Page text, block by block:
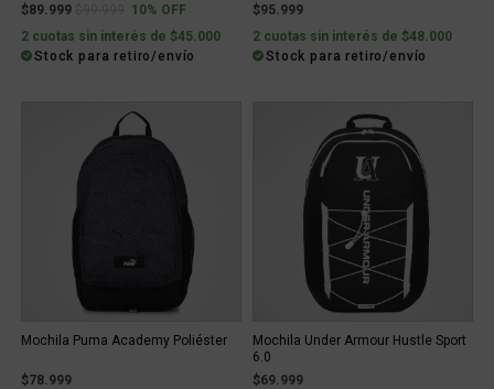
$89.999 Price reduced from
to10% OFF
2 cuotas sin interés de $45.000
Stock para retiro/envío
$95.999
2 cuotas sin interés de $48.000
Stock para retiro/envío
Mochila Puma Academy Poliéster
$78.999
Mochila Under Armour Hustle Sport
6.0
$69.999